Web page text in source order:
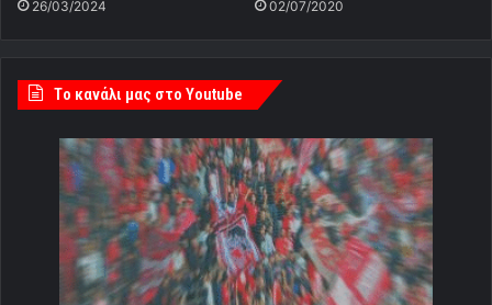
26/03/2024 02/07/2020
Tο κανάλι μας στο Youtube